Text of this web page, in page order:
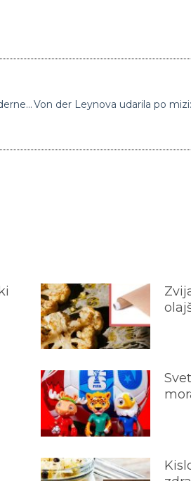
Pariški center Pompidou, kjer domuje največja evropska zbirka moderne umetnosti, bodo zaprli zaradi štiriletne prenove